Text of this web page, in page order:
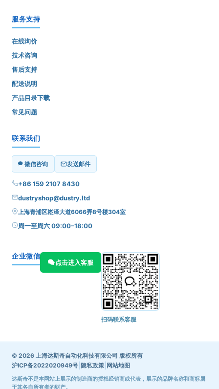
服务支持
在线询价
技术咨询
售后支持
配送说明
产品目录下载
常见问题
联系我们
微信咨询 发送邮件
+86 159 2107 8430
dustryshop@dustry.ltd
上海青浦区崧泽大道6066弄8号楼304室
周一至周六 09:00–18:00
企业微信
点击进入客服
扫码联系客服
© 2026 上海达斯奇自动化科技有限公司 版权所有
沪ICP备2022020949号 隐私政策 网站地图
达斯奇不是本网站上展示的制造商的授权经销商或代表，展示的品牌名称和商标属
于其各自所有者的财产。